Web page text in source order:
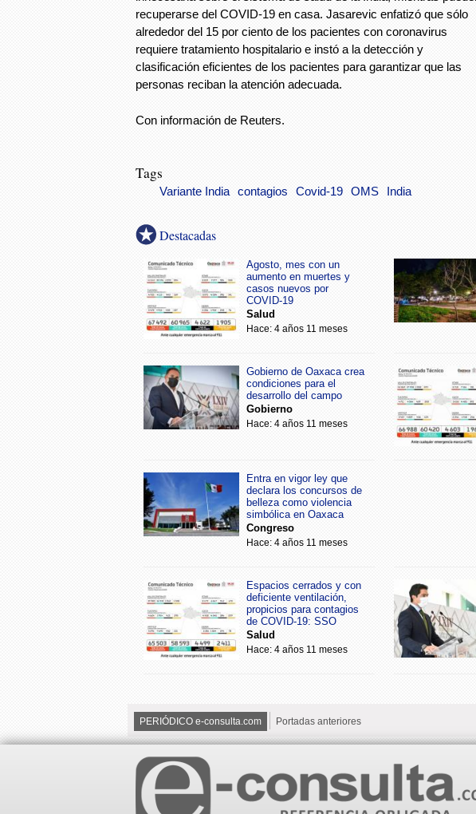
recuperarse del COVID-19 en casa. Jasarevic enfatizó que sólo
alrededor del 15 por ciento de los pacientes con coronavirus
requiere tratamiento hospitalario e instó a la detección y
clasificación eficientes de los pacientes para garantizar que las
personas reciban la atención adecuada.
Con información de Reuters.
Tags
Variante India contagios Covid-19 OMS India
Destacadas
Agosto, mes con un
aumento en muertes y
casos nuevos por
COVID-19
Salud
Hace: 4 años 11 meses
Gobierno de Oaxaca crea
condiciones para el
desarrollo del campo
Gobierno
Hace: 4 años 11 meses
Entra en vigor ley que
declara los concursos de
belleza como violencia
simbólica en Oaxaca
Congreso
Hace: 4 años 11 meses
Espacios cerrados y con
deficiente ventilación,
propicios para contagios
de COVID-19: SSO
Salud
Hace: 4 años 11 meses
PERIÓDICO e-consulta.com Portadas anteriores